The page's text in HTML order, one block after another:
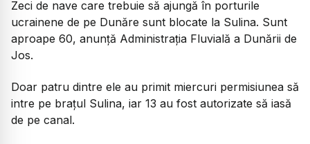
Zeci de nave care trebuie să ajungă în porturile
ucrainene de pe Dunăre sunt blocate la Sulina. Sunt
aproape 60, anunță Administrația Fluvială a Dunării de
Jos.
Doar patru dintre ele au primit miercuri permisiunea să
intre pe brațul Sulina, iar 13 au fost autorizate să iasă
de pe canal.